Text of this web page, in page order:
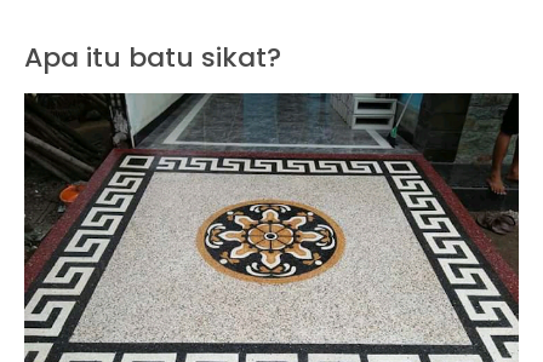
Apa itu batu sikat?